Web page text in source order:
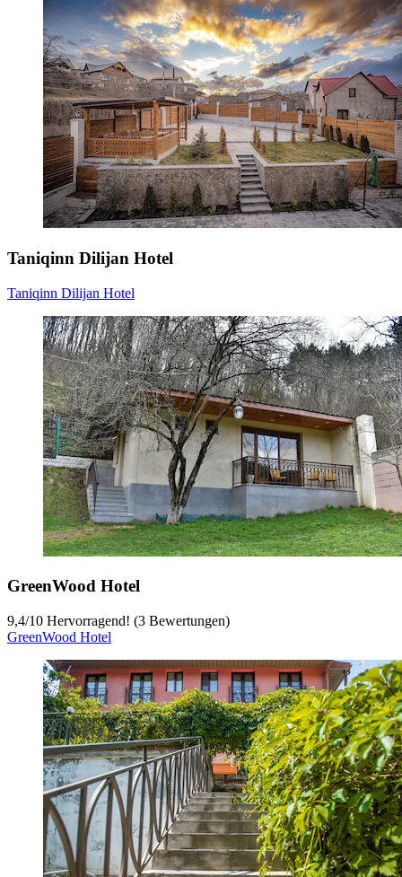
Taniqinn Dilijan Hotel
Taniqinn Dilijan Hotel
GreenWood Hotel
9,4/10 Hervorragend! (3 Bewertungen)
GreenWood Hotel